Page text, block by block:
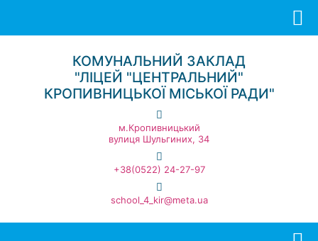
КОМУНАЛЬНИЙ ЗАКЛАД
"ЛІЦЕЙ "ЦЕНТРАЛЬНИЙ"
КРОПИВНИЦЬКОЇ МІСЬКОЇ РАДИ"
м.Кропивницький
вулиця Шульгиних, 34
+38(0522) 24-27-97
school_4_kir@meta.ua